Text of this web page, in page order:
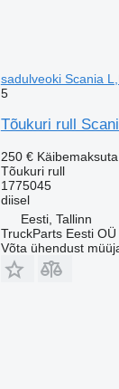
sadulveoki Scania
5
Tõukuri rull
250 € Käibemaksuta
Tõukuri rull
1775045
diisel
Eesti, Tallinn
TruckParts Eesti OÜ
Võta ühendust